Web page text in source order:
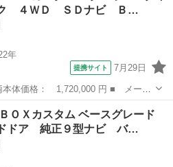
ク ４ＷＤ ＳＤナビ Ｂ…
年
提携サイト 7月29日
ＢＯＸカスタム ■ グレード
ック ４ＷＤ ＳＤナビ Ｂｌｕｅ
ＯＸカスタム ベースグレード
ドア 純正９型ナビ バ…